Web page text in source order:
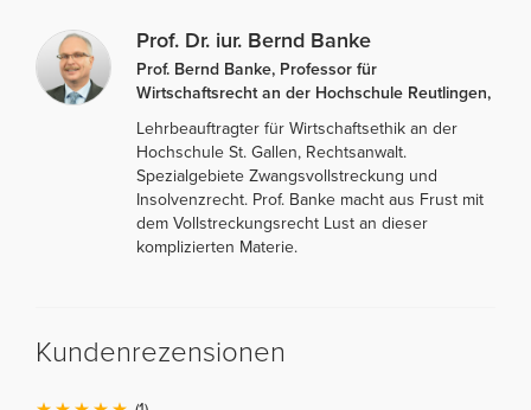
Prof. Dr. iur. Bernd Banke
Prof. Bernd Banke, Professor für
Wirtschaftsrecht an der Hochschule Reutlingen,
Lehrbeauftragter für Wirtschaftsethik an der
Hochschule St. Gallen, Rechtsanwalt.
Spezialgebiete Zwangsvollstreckung und
Insolvenzrecht. Prof. Banke macht aus Frust mit
dem Vollstreckungsrecht Lust an dieser
komplizierten Materie.
Kundenrezensionen